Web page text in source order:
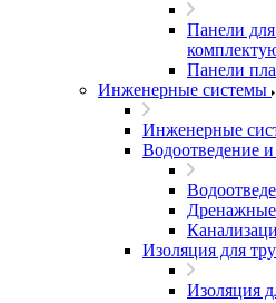
Панели
Панели
Инженерные системы
Инженерные
Водоотведение
Изоляция для
Изоляция